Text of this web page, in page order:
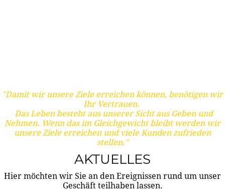
"Damit wir unsere Ziele erreichen können, benötigen wir
Ihr Vertrauen.
Das Leben besteht aus unserer Sicht aus Geben und
Nehmen. Wenn das im Gleichgewicht bleibt werden wir
unsere Ziele erreichen und viele Kunden zufrieden
stellen."
AKTUELLES
Hier möchten wir Sie an den Ereignissen rund um unser
Geschäft teilhaben lassen.